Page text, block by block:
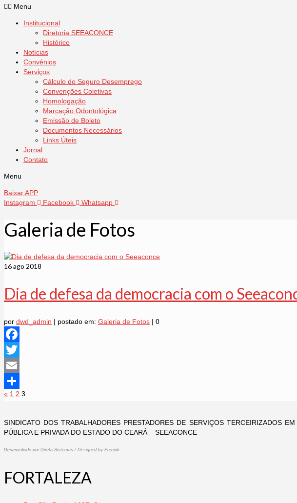
Menu
Institucional
Diretoria SEEACONCE
Histórico
Notícias
Convênios
Serviços
Cálculo do Seguro Desemprego
Convenções Coletivas
Homologação
Marcação Odontológica
Emissão de Boleto
Documentos Necessários
Links Úteis
Jornal
Contato
Menu
Baixar APP
Instagram
Facebook Whatsapp
Galeria de Fotos
16ago 2018
Dia de defesa da democracia com o
por dwd_admin | postado em: Galeria de Fotos | 0
Facebook
Twitter
Email
Share
Navegação
por
posts
« 1 2 3
SINDICATO DOS TRABALHADORES PRESTADORES DE SERVIÇOS TERCEIRIZADOS
PÚBLICA E PRIVADA DO ESTADO DO CEARÁ – SEEACONCE
Desenvolvido por Direta Sistemas / Designed by Freepik
FORTALEZA